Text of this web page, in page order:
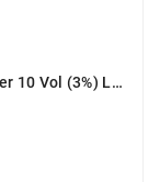
DIFIABA Cream Developer 10 Vol (3%) Level 0 1000 Ml